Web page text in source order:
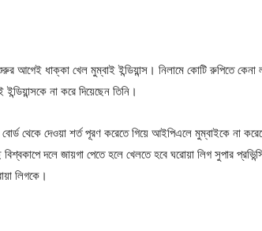
ধাক্কা খেল মুম্বাই ইন্ডিয়ান্স। নিলামে কোটি রুপিতে কেনা
না করে দিয়েছেন তিনি।
থেকে দেওয়া শর্ত পূরণ করেতে গিয়ে আইপিএলে মুম্বাইকে না
বিশ্বকাপে দলে জায়গা পেতে হলে খেলতে হবে ঘরোয়া লিগ সুপার
লিগকে।